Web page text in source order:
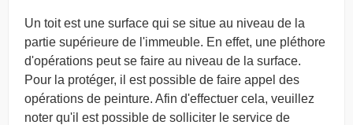
Un toit est une surface qui se situe au niveau de la
partie supérieure de l'immeuble. En effet, une pléthore
d'opérations peut se faire au niveau de la surface.
Pour la protéger, il est possible de faire appel des
opérations de peinture. Afin d'effectuer cela, veuillez
noter qu'il est possible de solliciter le service de